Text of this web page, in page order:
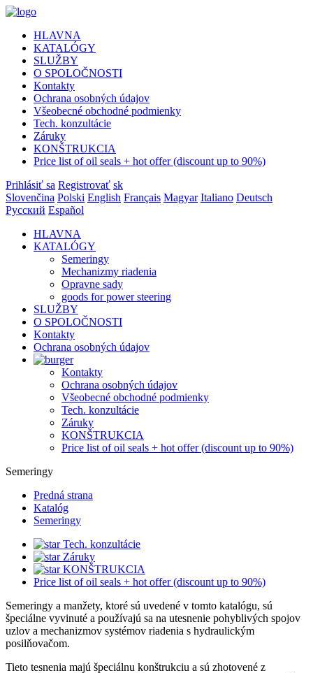
HLAVNA
KATALÓGY
SLUŽBY
O SPOLOČNOSTI
Kontakty
Ochrana osobných údajov
Všeobecné obchodné podmienky
Tech. konzultácie
Záruky
KONŠTRUKCIA
Price list of oil seals + hot offer (discount up to 90%)
Prihlásiť sa Registrovať sk
Slovenčina Polski English Français Magyar Italiano Deutsch
Русский Español
HLAVNA
KATALÓGY
Semeringy
Mechanizmy riadenia
Opravne sady
goods for power steering
SLUŽBY
O SPOLOČNOSTI
Kontakty
Ochrana osobných údajov
Kontakty
Ochrana osobných údajov
Všeobecné obchodné podmienky
Tech. konzultácie
Záruky
KONŠTRUKCIA
Price list of oil seals + hot offer (discount up to 90%)
Semeringy
Predná strana
Katalóg
Semeringy
Tech. konzultácie
Záruky
KONŠTRUKCIA
Price list of oil seals + hot offer (discount up to 90%)
Semeringy a manžety, ktoré sú uvedené v tomto katalógu, sú
špeciálne vyvinuté a používajú sa na utesnenie pohyblivých spojov
uzlov a mechanizmov systémov riadenia s hydraulickým
posilňovačom.
Tieto tesnenia majú špeciálnu konštrukciu a sú zhotovené z